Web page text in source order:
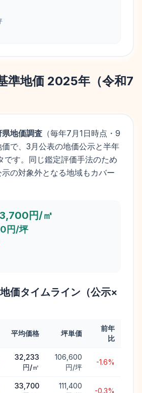
準地価 2025年（令和7
地価調査 （毎年7月1日時点・9
で、3月公表の地価公示と半年
です。同じ鑑定評価手法のため
の対象外となる地域もカバー
円/㎡
円/坪
価タイムライン（公示×
平均価格 坪単価
前年
比
32,233
円/㎡
106,600
円/坪
-1.6%
33,700
111,400
-0.3%